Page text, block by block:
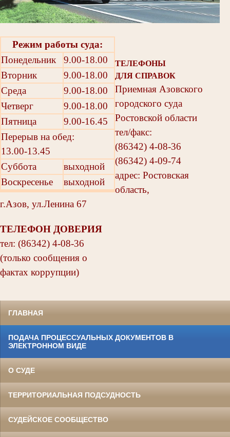
Режим работы суда:
Понедельник
9.00-18.00
Вторник
9.00-18.00
Среда
9.00-18.00
Четверг
9.00-18.00
Пятница
9.00-16.45
Перерыв на обед:
13.00-13.45
Суббота
выходной
Воскресенье
выходной
ТЕЛЕФОНЫ
ДЛЯ СПРАВОК
Приемная Азовского
городского суда
Ростовской области
тел/факс:
(86342) 4-08-36
(86342) 4-09-74
адрес: Ростовская
область,
г.Азов, ул.Ленина 67
ТЕЛЕФОН ДОВЕРИЯ
тел: (86342) 4-08-36
(только сообщения о
фактах коррупции)
ГЛАВНАЯ
ПОДАЧА ПРОЦЕССУАЛЬНЫХ ДОКУМЕНТОВ В
ЭЛЕКТРОННОМ ВИДЕ
О СУДЕ
ТЕРРИТОРИАЛЬНАЯ ПОДСУДНОСТЬ
СУДЕЙСКОЕ СООБЩЕСТВО